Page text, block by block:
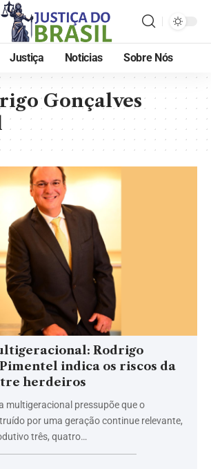
Justiça Noticias Sobre Nós
Gonçalves
Rodrigo
indica os riscos da
herdeiros
multigeracional pressupõe que o
por uma geração continue relevante,
três, quatro…